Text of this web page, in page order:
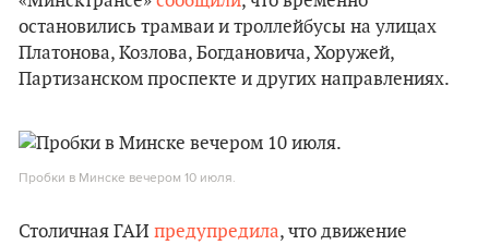
остановились трамваи и троллейбусы на улицах
Платонова, Козлова, Богдановича, Хоружей,
Партизанском проспекте и других направлениях.
Пробки в Минске вечером 10 июля.
Столичная ГАИ предупредила, что движение